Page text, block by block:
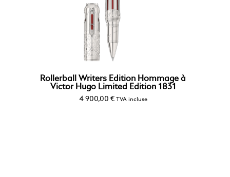
Rollerball Writers Edition Hommage à
Victor Hugo Limited Edition 1831
4 900,00 € TVA incluse